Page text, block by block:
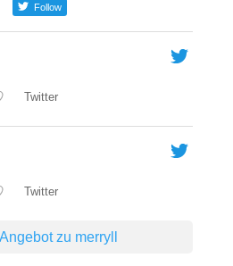
Follow
Twitter
Twitter
zu merryll